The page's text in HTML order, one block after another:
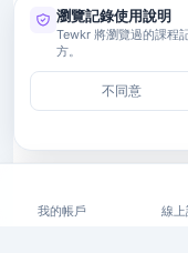
我的帳戶 線上
瀏覽記錄使用說明
Tewkr 將瀏覽過的課程
方。
不同意